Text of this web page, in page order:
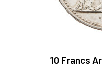
10 Francs